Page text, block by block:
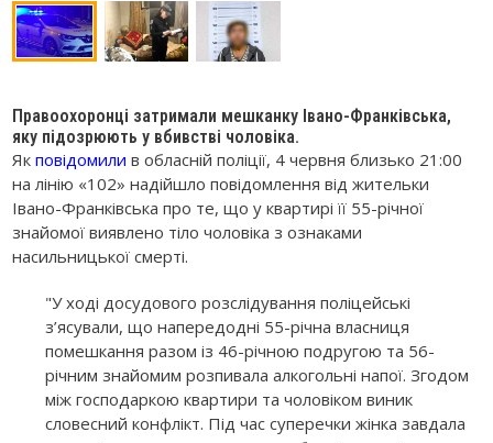
Правоохоронці затримали мешканку Івано-Франківська,
яку підозрюють у вбивстві чоловіка.
Якповідомили в обласній поліції, 4 червня близько 21:00
на лінію «102» надійшло повідомлення від жительки
Івано-Франківська про те, що у квартирі її 55-річної
знайомої виявлено тіло чоловіка з ознаками
насильницької смерті.
"У ході досудового розслідування поліцейські
з’ясували, що напередодні 55-річна власниця
помешкання разом із 46-річною подругою та 56-
річним знайомим розпивала алкогольні напої. Згодом
між господаркою квартири та чоловіком виник
словесний конфлікт. Під час суперечки жінка завдала